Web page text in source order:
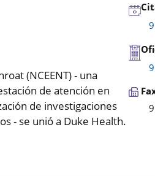
(NCEENT) - una
de atención en
de investigaciones
- se unió a Duke Health.